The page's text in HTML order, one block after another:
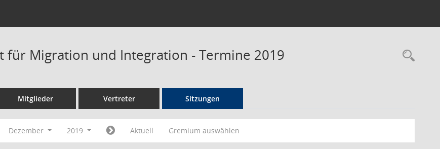
für Migration und Integration - Termine 2019
Mitglieder Vertreter Sitzungen
Dezember 2019 Aktuell Gremium auswählen